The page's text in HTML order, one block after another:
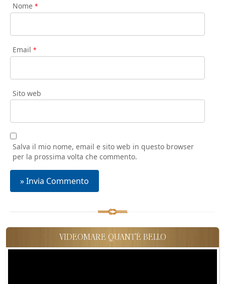
Nome *
Email *
Sito web
Salva il mio nome, email e sito web in questo browser
per la prossima volta che commento.
VIDEOMARE QUANT'È BELLO